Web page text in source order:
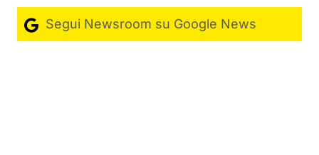
Segui Newsroom su Google News